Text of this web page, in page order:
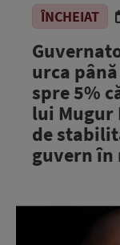
ÎNCHEIAT
urca
spre 5%
lui Mugur
de
guvern în